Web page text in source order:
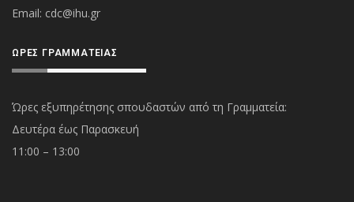
Εmail: cdc@ihu.gr
ΏΡΕΣ ΓΡΑΜΜΑΤΕΊΑΣ
Ώρες εξυπηρέτησης σπουδαστών από τη Γραμματεία:
Δευτέρα έως Παρασκευή
11:00 – 13:00